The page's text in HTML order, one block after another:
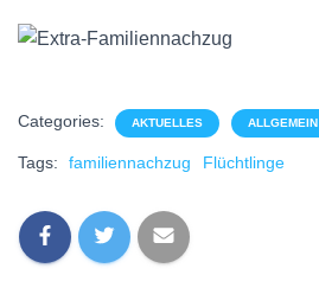
Categories: AKTUELLES ALLGEMEIN
Tags: familiennachzug Flüchtlinge